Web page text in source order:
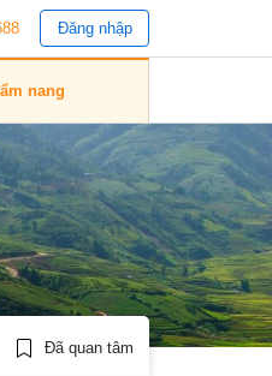
Đăng nhập
nang
Đã quan tâm